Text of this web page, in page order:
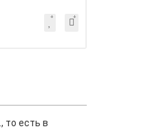
то есть в